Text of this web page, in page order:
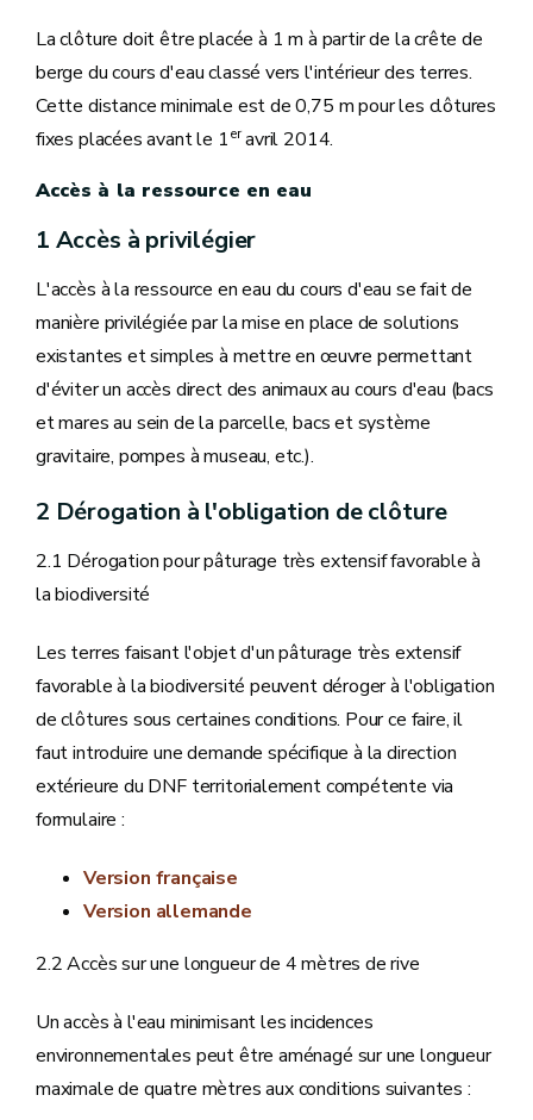
La clôture doit être placée à 1 m à partir de la crête de
berge du cours d'eau classé vers l'intérieur des terres.
Cette distance minimale est de 0,75 m pour les clôtures
fixes placées avant le 1eravril 2014.
Accès à la ressource en eau
1 Accès à privilégier
L'accès à la ressource en eau du cours d'eau se fait de
manière privilégiée par la mise en place de solutions
existantes et simples à mettre en œuvre permettant
d'éviter un accès direct des animaux au cours d'eau (bacs
et mares au sein de la parcelle, bacs et système
gravitaire, pompes à museau, etc.).
2 Dérogation à l'obligation de clôture
2.1 Dérogation pour pâturage très extensif favorable à
la biodiversité
Les terres faisant l'objet d'un pâturage très extensif
favorable à la biodiversité peuvent déroger à l'obligation
de clôtures sous certaines conditions. Pour ce faire, il
faut introduire une demande spécifique à la direction
extérieure du DNF territorialement compétente via
formulaire :
Version française
Version allemande
2.2 Accès sur une longueur de 4 mètres de rive
Un accès à l'eau minimisant les incidences
environnementales peut être aménagé sur une longueur
maximale de quatre mètres aux conditions suivantes :